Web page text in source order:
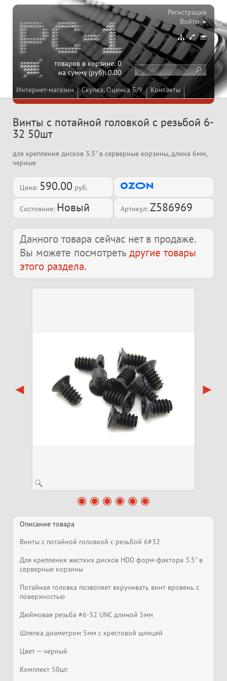
Интернет-магазин Скупка, Оценка Б/У Контакты
товаров в корзине:0
на сумму (руб):0.00
Регистрация
Войти ▸
Винты с потайной головкой с резьбой 6-
32 50шт
для крепления дисков 3.5" в серверные корзины, длина 6мм,
черные
Цена: 590.00 руб.
Состояние: Новый Артикул: Z586969
Данного товара сейчас нет в продаже.
Вы можете посмотреть другие товары
этого раздела.
Описание товара
Винты с потайной головкой с резьбой 6#32
Для крепления жестких дисков HDD форм-фактора 3.5" в
серверные корзины
Потайная головка позволяет вкручивать винт вровень с
поверхностью
Дюймовая резьба #6-32 UNC длиной 5мм
Шляпка диаметром 5мм с крестовой шлицей
Цвет — черный
Комплект 50шт